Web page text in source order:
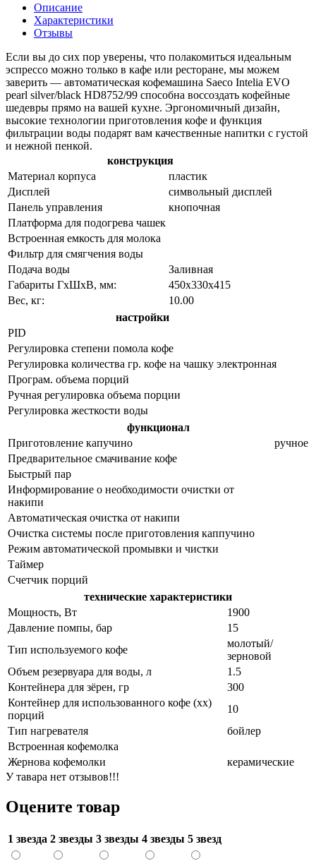
Описание
Характеристики
Отзывы
Если вы до сих пор уверены, что полакомиться идеальным
эспрессо можно только в кафе или ресторане, мы можем
заверить — автоматическая кофемашина Saeco Intelia EVO
pearl silver/black HD8752/99 способна воссоздать кофейные
шедевры прямо на вашей кухне. Эргономичный дизайн,
высокие технологии приготовления кофе и функция
фильтрации воды подарят вам качественные напитки с густой
и нежной пенкой.
конструкция
Материал корпуса
пластик
Дисплей
символьный дисплей
Панель управления
кнопочная
Платформа для подогрева чашек
Встроенная емкость для молока
Фильтр для смягчения воды
Подача воды
Заливная
Габариты ГхШхВ, мм:
450х330х415
Вес, кг:
10.00
настройки
PID
Регулировка степени помола кофе
Регулировка количества гр. кофе на чашку электронная
Програм. объема порций
Ручная регулировка объема порции
Регулировка жесткости воды
функционал
Приготовление капучино
ручное
Предварительное смачивание кофе
Быстрый пар
Информирование о необходимости очистки от
накипи
Автоматическая очистка от накипи
Очистка системы после приготовления каппучино
Режим автоматической промывки и чистки
Таймер
Счетчик порций
технические характеристики
Мощность, Вт
1900
Давление помпы, бар
15
Тип используемого кофе
молотый/
зерновой
Объем резервуара для воды, л
1.5
Контейнера для зёрен, гр
300
Контейнер для использованного кофе (хх)
порций
10
Тип нагревателя
бойлер
Встроенная кофемолка
Жернова кофемолки
керамические
У тавара нет отзывов!!!
Оцените товар
1 звезда 2 звезды 3 звезды 4 звезды 5 звезд